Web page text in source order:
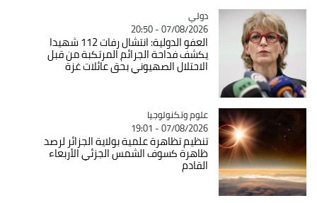
Catégorie
دولي
07/08/2026 - 20:50
العفو الدولية: انتشال رفات 112 شهيدا
يكشف فداحة الجرائم المرتكبة من قبل
الاحتلال الصهيوني بحق عائلات غزة
Catégorie
علوم وتكنولوجيا
07/08/2026 - 19:01
تنظيم تظاهرة علمية بولاية الجزائر لرصد
ظاهرة كسوف الشمس الجزئي الأربعاء
القادم